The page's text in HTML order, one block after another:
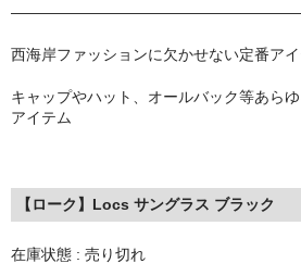
MixCD
Japanese Rap
DVD
西海岸ファッションに欠かせない定番ア
キャップやハット、オールバック等あら
アイテム
【ローク】Locs サングラス ブラック
在庫状態 : 売り切れ